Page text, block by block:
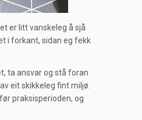
er litt vanskeleg å sjå
i forkant, sidan eg fekk
ta ansvar og stå foran
eit skikkeleg fint miljø.
praksisperioden, og